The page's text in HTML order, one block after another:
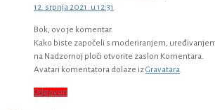
12. srpnja 2021. u 12:31
Bok, ovo je komentar.
Kako biste započeli s moderiranjem,
na Nadzornoj ploči otvorite zaslon Komentara.
Avatari komentatora dolaze izGravatara.
Odgovori